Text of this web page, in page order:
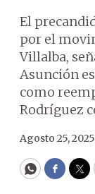
El
por el
Villalba,
Asunción
como
Rodríguez
Agosto 25, 2025
WhatsApp